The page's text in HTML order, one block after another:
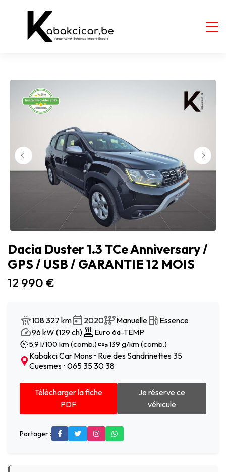
Dacia Duster 1.3 TCe Anniversary /
GPS / USB / GARANTIE 12 MOIS
12 990 €
108 327 km 2020 Manuelle
Essence
96 kW (129 ch)
Euro 6d-TEMP
5,9 l/100 km (comb.)
139 g/km (comb.)
Kabakci Car Mons • Rue des Sandrinettes 35
Cuesmes • 065 35 30 38
Télécharger la fiche
PDF
Je réserve ce
véhicule
Partager :